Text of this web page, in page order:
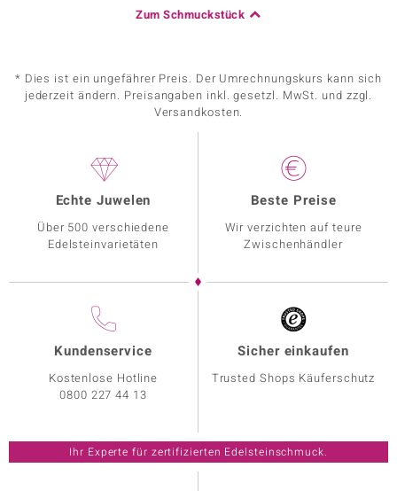
Zum Schmuckstück
* Dies ist ein ungefährer Preis. Der Umrechnungskurs kann sich
jederzeit ändern. Preisangaben inkl. gesetzl. MwSt. und zzgl.
Versandkosten.
Echte Juwelen
Über 500 verschiedene
Edelsteinvarietäten
Beste Preise
Wir verzichten auf teure
Zwischenhändler
Kundenservice
Kostenlose Hotline
0800 227 44 13
Sicher einkaufen
Trusted Shops Käuferschutz
Ihr Experte für zertifizierten Edelsteinschmuck.